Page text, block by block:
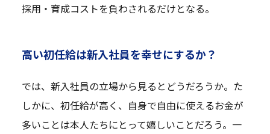
採用・育成コストを負わされるだけとなる。
高い初任給は新入社員を幸せにするか？
では、新入社員の立場から見るとどうだろうか。た
しかに、初任給が高く、自身で自由に使えるお金が
多いことは本人たちにとって嬉しいことだろう。一